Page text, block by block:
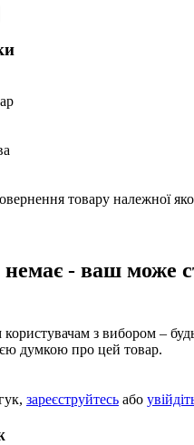
товару належної
немає - ваш може
з вибором –
думкою про цей товар.
зареєструйтесь або